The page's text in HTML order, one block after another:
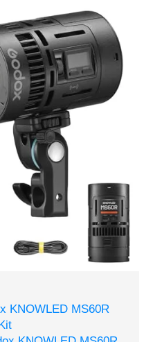
KNOWLED MS60R